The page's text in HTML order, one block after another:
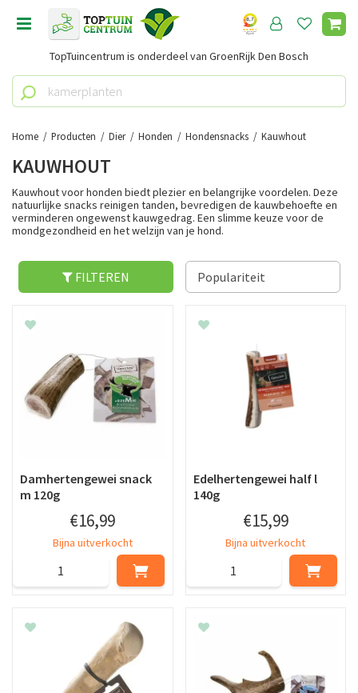
Home Producten Dier Honden Hondensnacks Kauwhout
TopTuincentrum is onderdeel van GroenRijk Den Bosch
KAUWHOUT
Kauwhout voor honden biedt plezier en belangrijke voordelen. Deze
natuurlijke snacks reinigen tanden, bevredigen de kauwbehoefte en
verminderen ongewenst kauwgedrag. Een slimme keuze voor de
mondgezondheid en het welzijn van je hond.
FILTEREN
Damhertengewei snack
m 120g
€16,99
Bijna uitverkocht
Edelhertengewei half l
140g
€15,99
Bijna uitverkocht